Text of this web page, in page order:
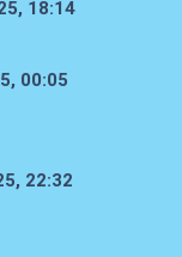
18:14
00:05
22:32